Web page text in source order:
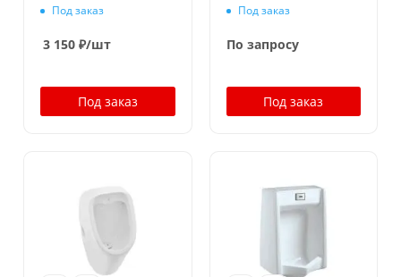
Под заказ
3 150 ₽/шт
Под заказ
Под заказ
По запросу
Под заказ